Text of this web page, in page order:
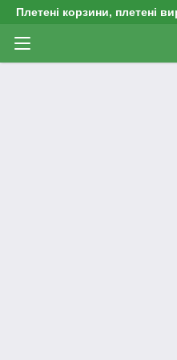
Плетені корзини, плетені